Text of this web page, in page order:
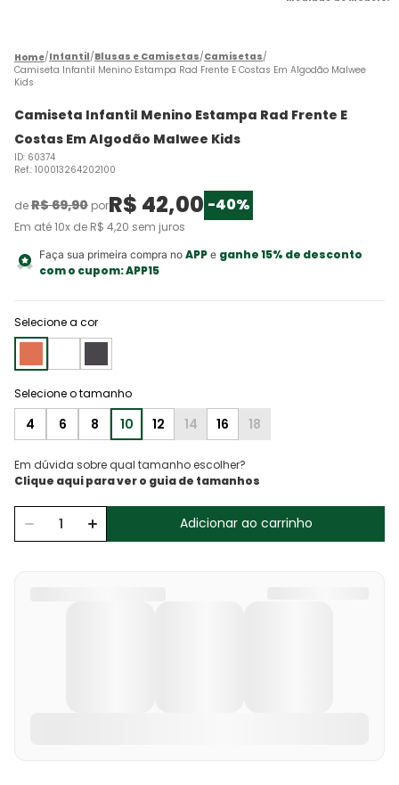
Infantil Blusas e Camisetas Camisetas
Camiseta Infantil Menino Estampa Rad Frente E Costas Em Algodão Malwee
Kids
Camiseta Infantil Menino Estampa Rad Frente E
Costas Em Algodão Malwee Kids
ID: 60374
Ref.: 100013264202100
deR$69,90 porR$ 42,00 -40%
Em até10x de R$ 4,20 sem juros
Faça sua primeira compra no APPe ganhe 15% de desconto
com o cupom:APP15
Selecione a cor
4 6 8 10 12 14 16 18
Em dúvida sobre qual tamanho escolher?
Adicionar ao carrinho